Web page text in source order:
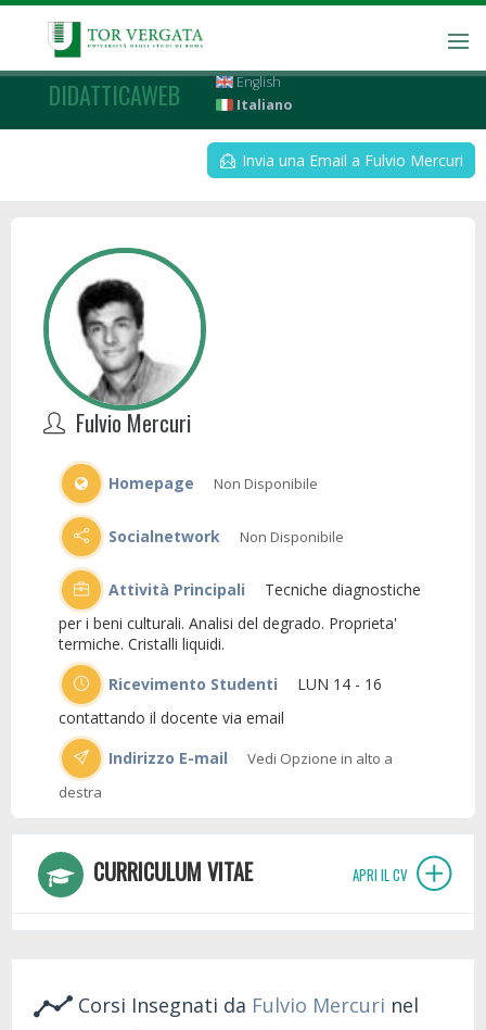
DIDATTICAWEB
English
Italiano
Invia una Email a Fulvio Mercuri
Fulvio Mercuri
Homepage Non Disponibile
Socialnetwork Non Disponibile
Attività Principali
per i beni culturali. Analisi del degrado. Proprieta'
termiche. Cristalli liquidi.
Ricevimento Studenti
contattando il docente via email
Indirizzo E-mail
Vedi Opzione in alto a
destra
CURRICULUM VITAE APRI IL CV
Corsi Insegnati da Fulvio Mercuri